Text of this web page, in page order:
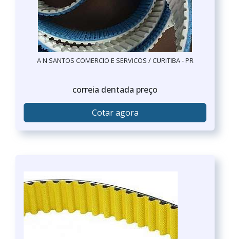
A N SANTOS COMERCIO E SERVICOS / CURITIBA - PR
correia dentada preço
Cotar agora